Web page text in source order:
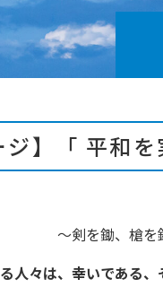
ジ】「 平和
～剣を鋤、槍を
人々は、幸いである